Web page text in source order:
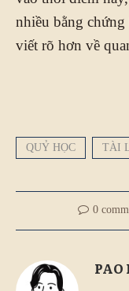
nhiều bằng
viết rõ hơn về
QUỶ HỌC TÀI
0
PAO